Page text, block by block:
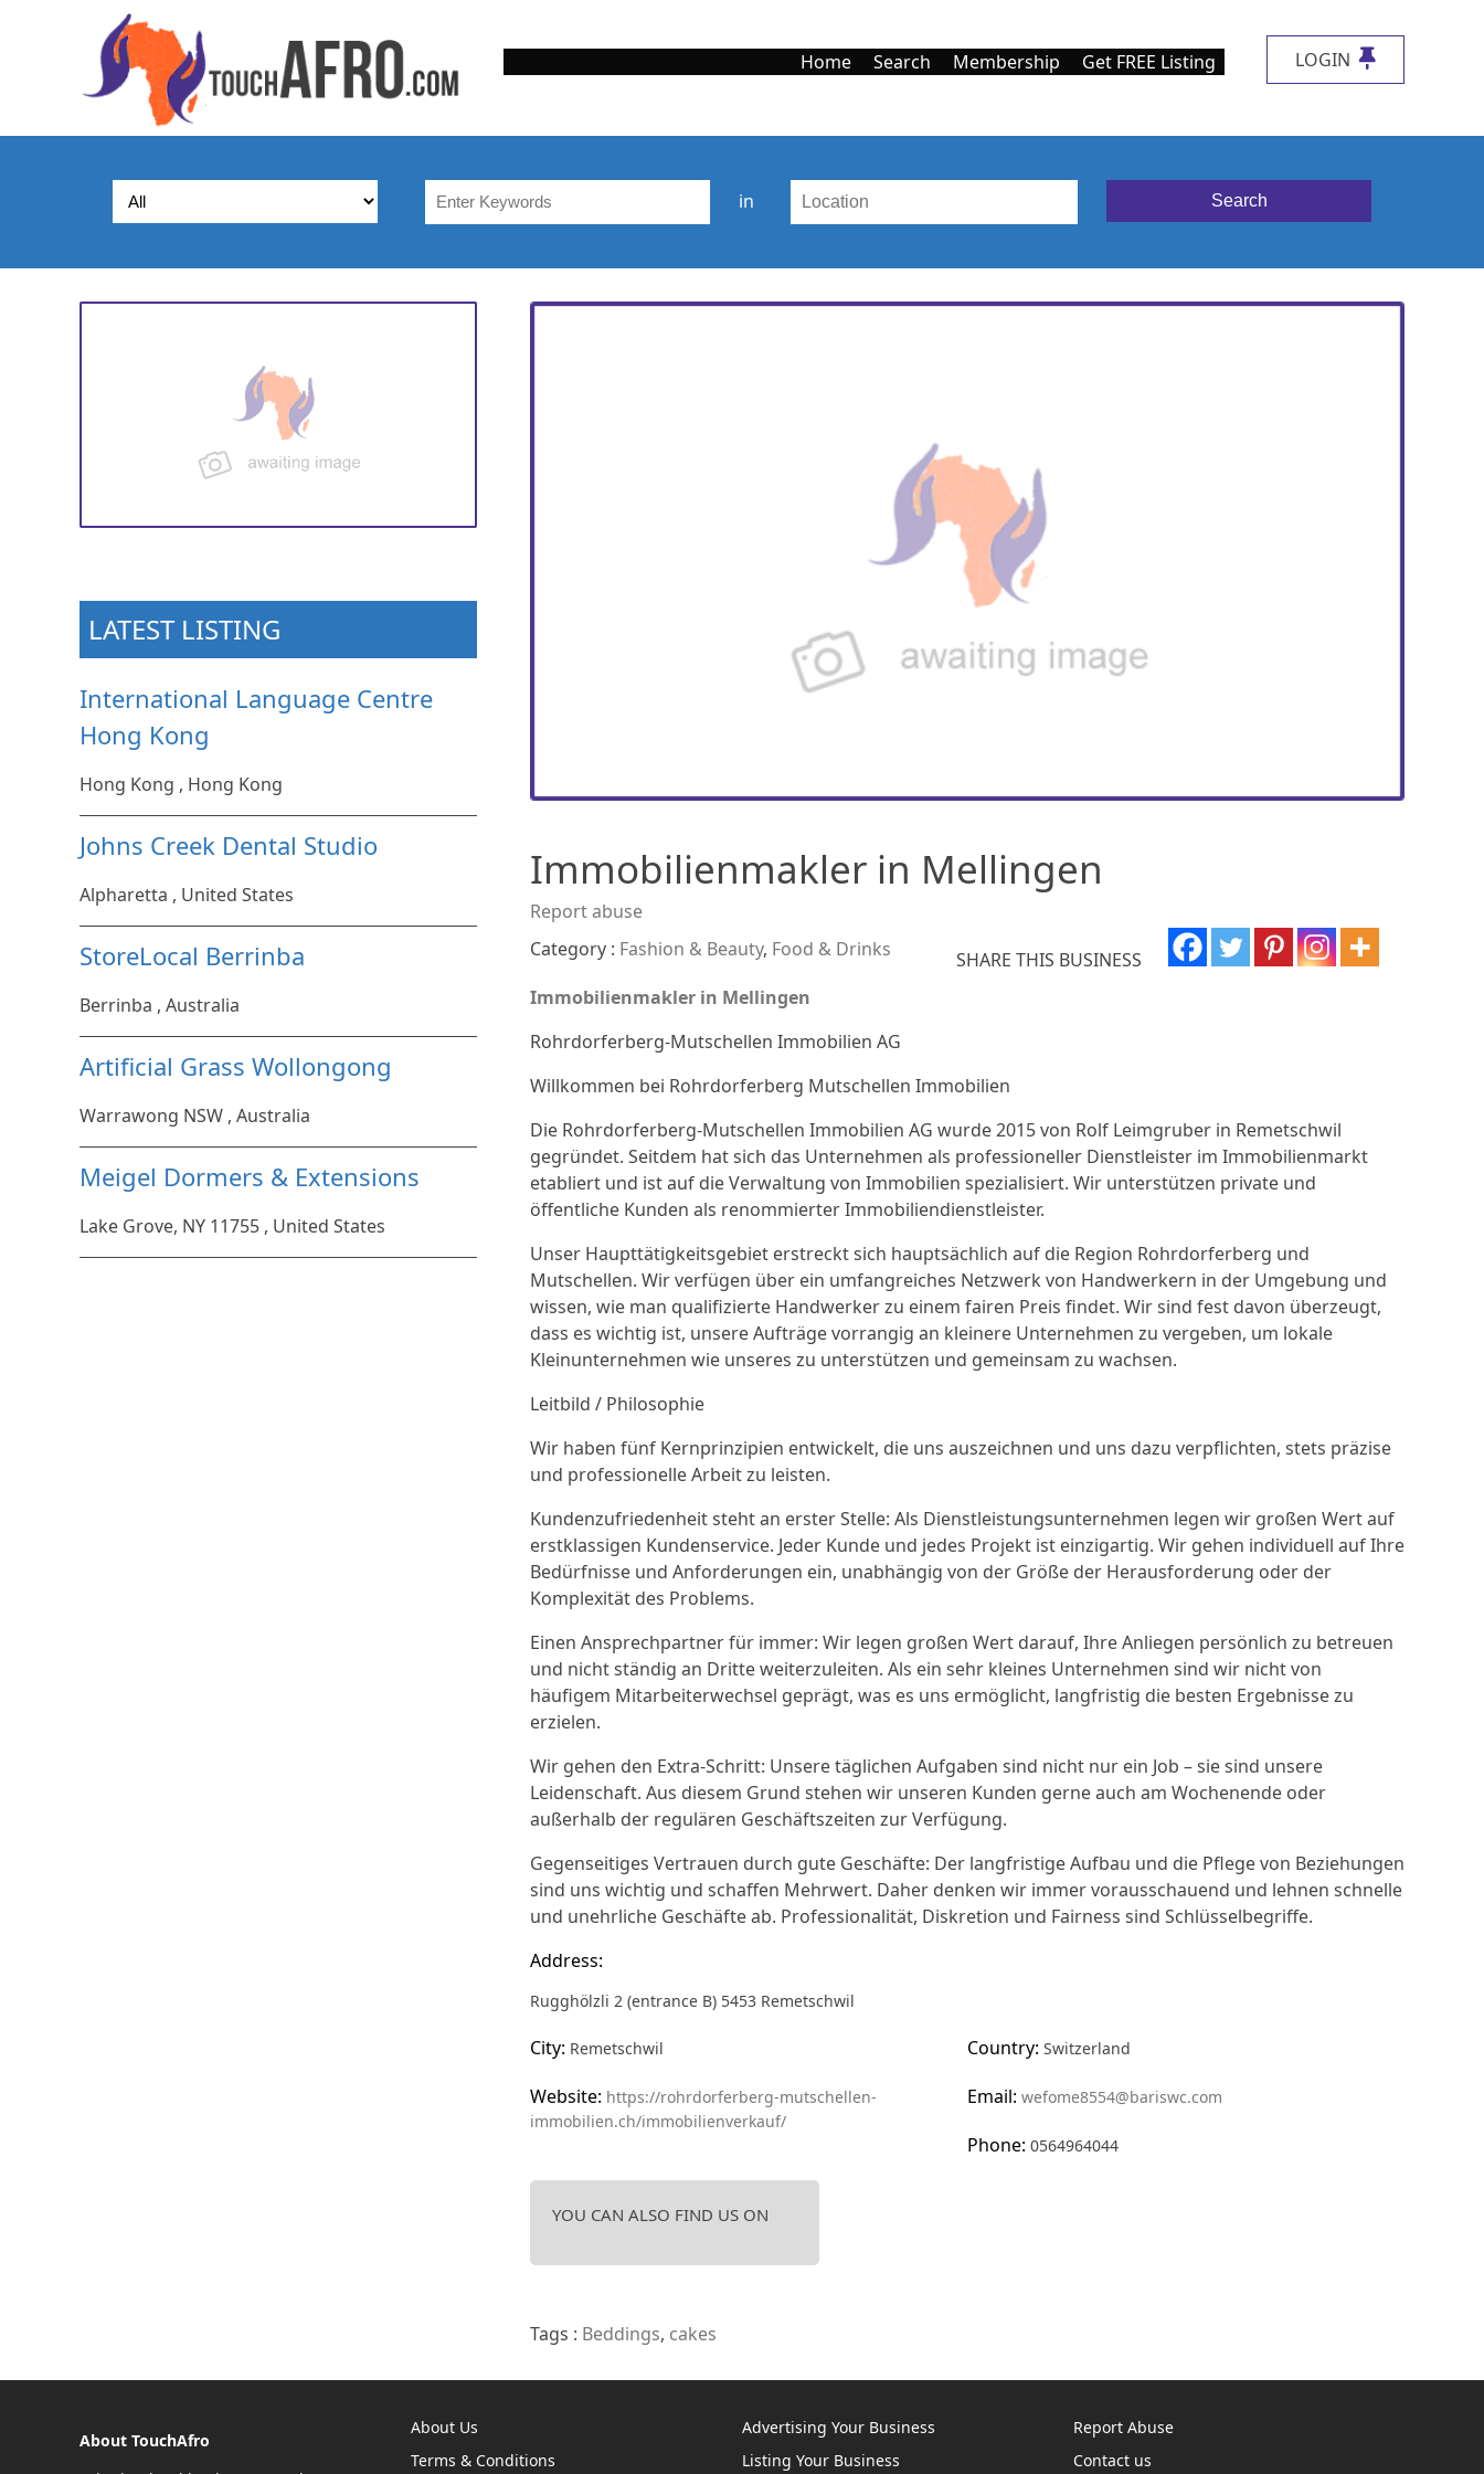
Home Search Membership Get FREE Listing LOGIN
in
LATEST LISTING
International Language Centre
Hong Kong
Hong Kong , Hong Kong
Johns Creek Dental Studio
Alpharetta , United States
StoreLocal Berrinba
Berrinba , Australia
Artificial Grass Wollongong
Warrawong NSW , Australia
Meigel Dormers & Extensions
Lake Grove, NY 11755 , United States
Immobilienmakler in Mellingen
Report abuse
Category : Fashion & Beauty, Food & Drinks
SHARE THIS BUSINESS
Immobilienmakler in Mellingen
Rohrdorferberg-Mutschellen Immobilien AG
Willkommen bei Rohrdorferberg Mutschellen Immobilien
Die Rohrdorferberg-Mutschellen Immobilien AG wurde 2015 von Rolf Leimgruber in Remetschwil
gegründet. Seitdem hat sich das Unternehmen als professioneller Dienstleister im Immobilienmarkt
etabliert und ist auf die Verwaltung von Immobilien spezialisiert. Wir unterstützen private und
öffentliche Kunden als renommierter Immobiliendienstleister.
Unser Haupttätigkeitsgebiet erstreckt sich hauptsächlich auf die Region Rohrdorferberg und
Mutschellen. Wir verfügen über ein umfangreiches Netzwerk von Handwerkern in der Umgebung und
wissen, wie man qualifizierte Handwerker zu einem fairen Preis findet. Wir sind fest davon überzeugt,
dass es wichtig ist, unsere Aufträge vorrangig an kleinere Unternehmen zu vergeben, um lokale
Kleinunternehmen wie unseres zu unterstützen und gemeinsam zu wachsen.
Leitbild / Philosophie
Wir haben fünf Kernprinzipien entwickelt, die uns auszeichnen und uns dazu verpflichten, stets präzise
und professionelle Arbeit zu leisten.
Kundenzufriedenheit steht an erster Stelle: Als Dienstleistungsunternehmen legen wir großen Wert auf
erstklassigen Kundenservice. Jeder Kunde und jedes Projekt ist einzigartig. Wir gehen individuell auf Ihre
Bedürfnisse und Anforderungen ein, unabhängig von der Größe der Herausforderung oder der
Komplexität des Problems.
Einen Ansprechpartner für immer: Wir legen großen Wert darauf, Ihre Anliegen persönlich zu betreuen
und nicht ständig an Dritte weiterzuleiten. Als ein sehr kleines Unternehmen sind wir nicht von
häufigem Mitarbeiterwechsel geprägt, was es uns ermöglicht, langfristig die besten Ergebnisse zu
erzielen.
Wir gehen den Extra-Schritt: Unsere täglichen Aufgaben sind nicht nur ein Job – sie sind unsere
Leidenschaft. Aus diesem Grund stehen wir unseren Kunden gerne auch am Wochenende oder
außerhalb der regulären Geschäftszeiten zur Verfügung.
Gegenseitiges Vertrauen durch gute Geschäfte: Der langfristige Aufbau und die Pflege von Beziehungen
sind uns wichtig und schaffen Mehrwert. Daher denken wir immer vorausschauend und lehnen schnelle
und unehrliche Geschäfte ab. Professionalität, Diskretion und Fairness sind Schlüsselbegriffe.
Address:
Rugghölzli 2 (entrance B) 5453 Remetschwil
City: Remetschwil Country: Switzerland
Website: https://rohrdorferberg-mutschellen-
immobilien.ch/immobilienverkauf/
Email: wefome8554@bariswc.com
Phone: 0564964044
YOU CAN ALSO FIND US ON
Tags : Beddings, cakes
About TouchAfro
About Us
Terms & Conditions
Advertising Your Business
Listing Your Business
Report Abuse
Contact us